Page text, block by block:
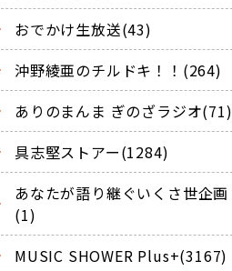
おでかけ生放送(43)
沖野綾亜のチルドキ！！(264)
ありのまんま ぎのざラジオ(71)
具志堅ストアー(1284)
あなたが語り継ぐいくさ世企画
(1)
MUSIC SHOWER Plus+(3167)